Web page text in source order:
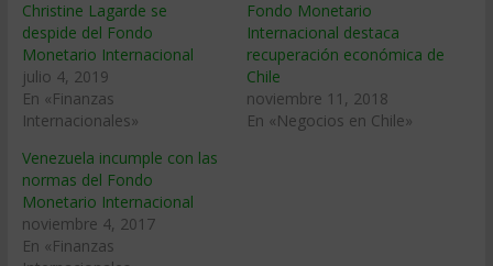
Christine Lagarde se
despide del Fondo
Monetario Internacional
julio 4, 2019
En «Finanzas
Internacionales»
Fondo Monetario
Internacional destaca
recuperación económica de
Chile
noviembre 11, 2018
En «Negocios en Chile»
Venezuela incumple con las
normas del Fondo
Monetario Internacional
noviembre 4, 2017
En «Finanzas